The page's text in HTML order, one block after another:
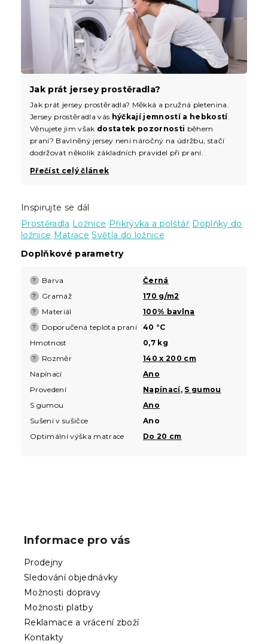
Jak prát jersey prostěradla?
Jak prát jersey prostěradla? Měkká a pružná pletenina.
Jersey prostěradla vás hýčkají jemností a hebkostí.
Věnujete jim však dostatek pozornosti během
praní? Bavlněný jersey není náročný na údržbu, stačí
dodržovat několik základních pravidel při praní.
Přečíst celý článek
Inspirujte se dál
Prostěradla Ložnice Přikrývka a polštář Doplňky do
ložnice Matrace Světla do ložnice
Doplňkové parametry
? Barva Černá
? Gramáž 170 g/m2
? Materiál 100% bavlna
? Doporučená teplota praní
40 °C
Hmotnost
0,7 kg
? Rozměr
140 x 200 cm
Napínací
Ano
Provedení
Napínací, S gumou
S gumou
Ano
Sušení v sušičce
Ano
Optimální výška matrace
Do 20 cm
Informace pro vás
Prodejny
Sledování objednávky
Možnosti dopravy
Možnosti platby
Reklamace a vrácení zboží
Kontakty